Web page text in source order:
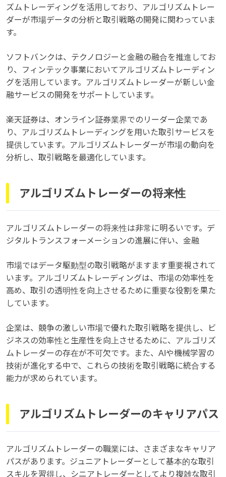
ズムトレーディングを活用しており、アルゴリズムトレー
ダーが市場データの分析と取引戦略の開発に関わっていま
す。
ソフトバンクは、テクノロジーと金融の融合を推進してお
り、フィンテック事業においてアルゴリズムトレーディン
グを活用しています。アルゴリズムトレーダーが新しい金
融サービスの開発をサポートしています。
楽天証券は、オンライン証券業界でのリーダー企業であ
り、アルゴリズムトレーディングを用いた取引サービスを
提供しています。アルゴリズムトレーダーが市場の動向を
分析し、取引戦略を最適化しています。
アルゴリズムトレーダーの将来性
アルゴリズムトレーダーの将来性は非常に明るいです。デ
ジタルトランスフォーメーションの進展に伴い、金融
市場ではデータ駆動型の取引戦略がますます重要視されて
います。アルゴリズムトレーディングは、市場の効率性を
高め、取引の透明性を向上させるために重要な役割を果た
しています。
企業は、競争の激しい市場で優れた取引戦略を提供し、ビ
ジネスの効率性と生産性を向上させるために、アルゴリズ
ムトレーダーの存在が不可欠です。また、AIや機械学習の
技術が進化する中で、これらの技術を取引戦略に統合する
能力が求められています。
アルゴリズムトレーダーのキャリアパス
アルゴリズムトレーダーの職業には、さまざまなキャリア
パスがあります。ジュニアトレーダーとして基本的な取引
スキルを習得し、シニアトレーダーとしてより複雑な取引